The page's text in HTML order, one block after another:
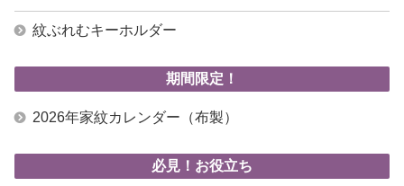
紋ぶれむキーホルダー
期間限定！
2026年家紋カレンダー（布製）
必見！お役立ち